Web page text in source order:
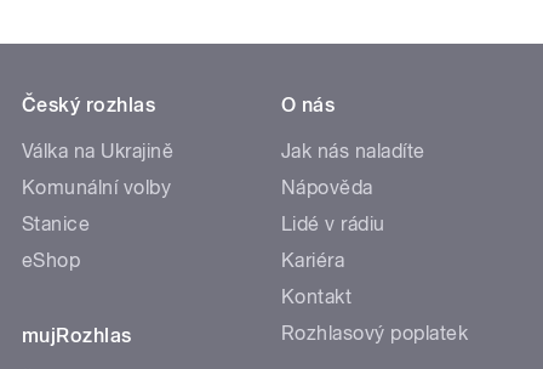
Český rozhlas
Válka na Ukrajině
Komunální volby
Stanice
eShop
mujRozhlas
O nás
Jak nás naladíte
Nápověda
Lidé v rádiu
Kariéra
Kontakt
Rozhlasový poplatek